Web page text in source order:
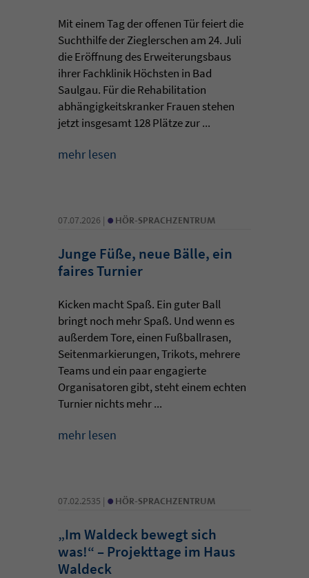
Mit einem Tag der offenen Tür feiert die
Suchthilfe der Zieglerschen am 24. Juli
die Eröffnung des Erweiterungsbaus
ihrer Fachklinik Höchsten in Bad
Saulgau. Für die Rehabilitation
abhängigkeitskranker Frauen stehen
jetzt insgesamt 128 Plätze zur ...
mehr lesen
07.07.2026 | • HÖR-SPRACHZENTRUM
Junge Füße, neue Bälle, ein
faires Turnier
Kicken macht Spaß. Ein guter Ball
bringt noch mehr Spaß. Und wenn es
außerdem Tore, einen Fußballrasen,
Seitenmarkierungen, Trikots, mehrere
Teams und ein paar engagierte
Organisatoren gibt, steht einem echten
Turnier nichts mehr ...
mehr lesen
07.02.2535 | • HÖR-SPRACHZENTRUM
„Im Waldeck bewegt sich
was!“ – Projekttage im Haus
Waldeck